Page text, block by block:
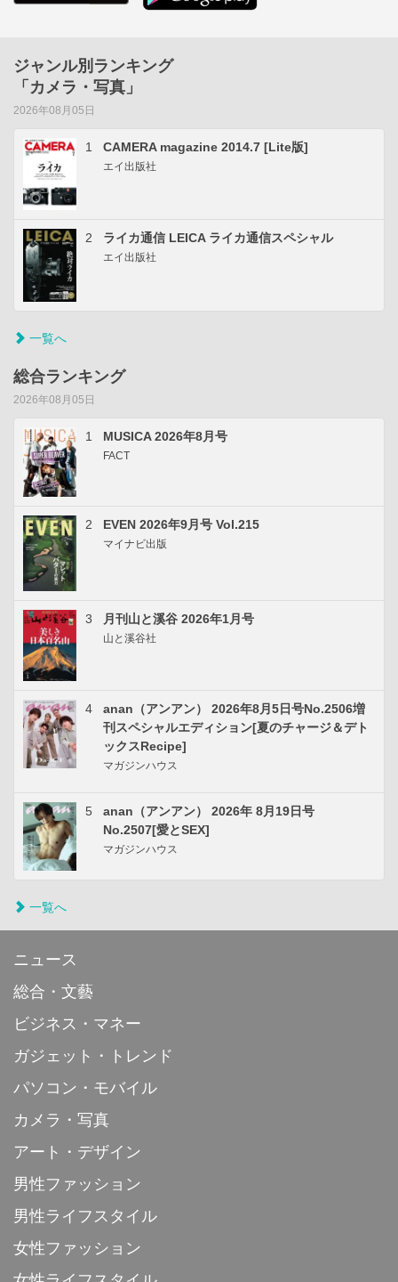
ジャンル別ランキング
「カメラ・写真」
2026年08月05日
1 CAMERA magazine 2014.7 [Lite版]
エイ出版社
2 ライカ通信 LEICA ライカ通信スペシャル
エイ出版社
一覧へ
総合ランキング
2026年08月05日
1 MUSICA 2026年8月号
FACT
2 EVEN 2026年9月号 Vol.215
マイナビ出版
3 月刊山と溪谷 2026年1月号
山と溪谷社
4
anan（アンアン） 2026年8月5日号No.2506増
刊スペシャルエディション[夏のチャージ＆デト
ックスRecipe]
マガジンハウス
5
anan（アンアン） 2026年 8月19日号
No.2507[愛とSEX]
マガジンハウス
一覧へ
ニュース
総合・文藝
ビジネス・マネー
ガジェット・トレンド
パソコン・モバイル
カメラ・写真
アート・デザイン
男性ファッション
男性ライフスタイル
女性ファッション